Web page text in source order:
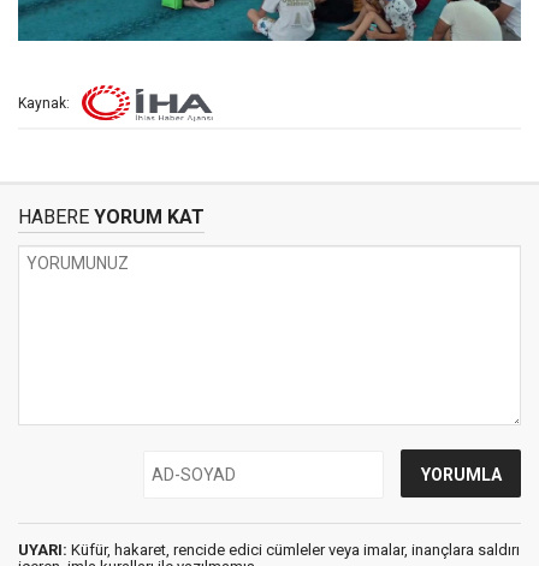
Kaynak:
HABERE YORUM KAT
UYARI: Küfür, hakaret, rencide edici cümleler veya imalar, inançlara saldırı